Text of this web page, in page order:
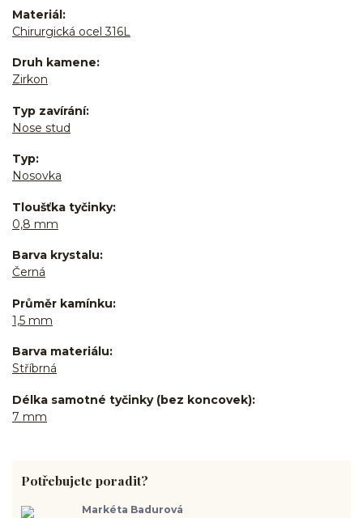
Materiál
Chirurgická ocel 316L
Druh kamene
Zirkon
Typ zavírání
Nose stud
Typ
Nosovka
Tloušťka tyčinky
0,8 mm
Barva krystalu
Černá
Průměr kamínku
1,5 mm
Barva materiálu
Stříbrná
Délka samotné tyčinky (bez koncovek)
7 mm
Potřebujete poradit?
Markéta Badurová